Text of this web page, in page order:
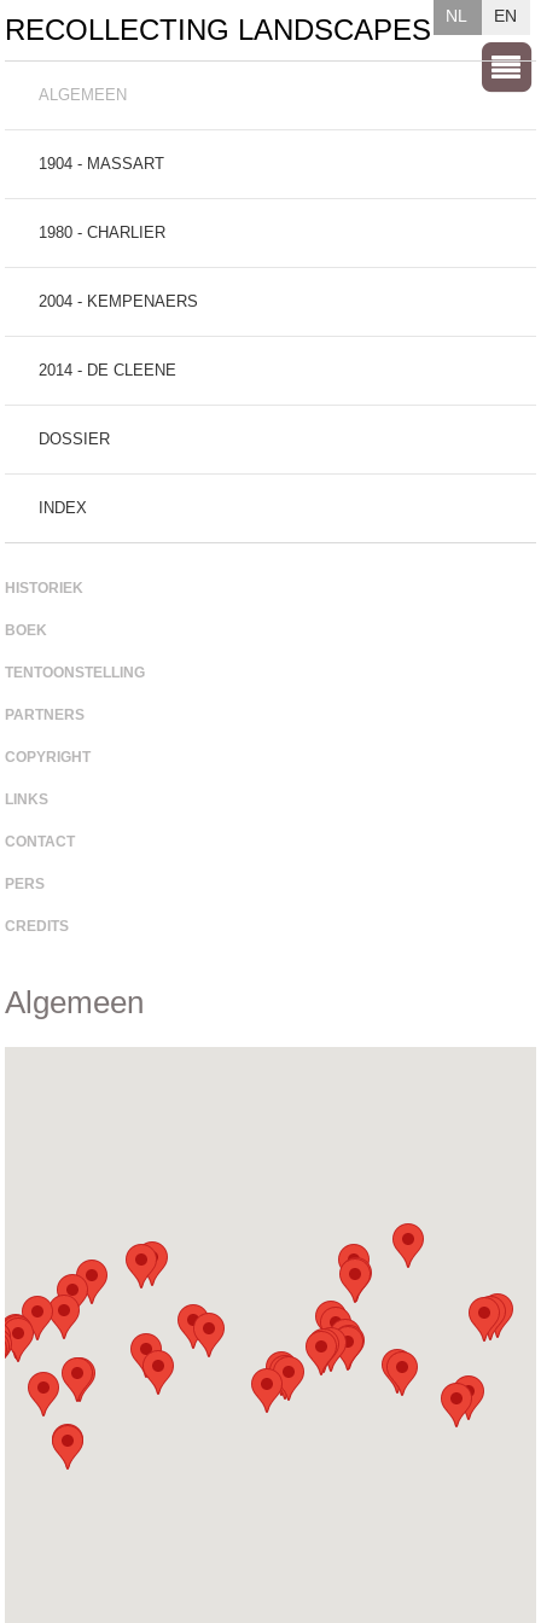
EN
NL
RECOLLECTING LANDSCAPES
ALGEMEEN
1904 - MASSART
1980 - CHARLIER
2004 - KEMPENAERS
2014 - DE CLEENE
DOSSIER
INDEX
HISTORIEK
BOEK
TENTOONSTELLING
PARTNERS
COPYRIGHT
LINKS
CONTACT
PERS
CREDITS
Algemeen